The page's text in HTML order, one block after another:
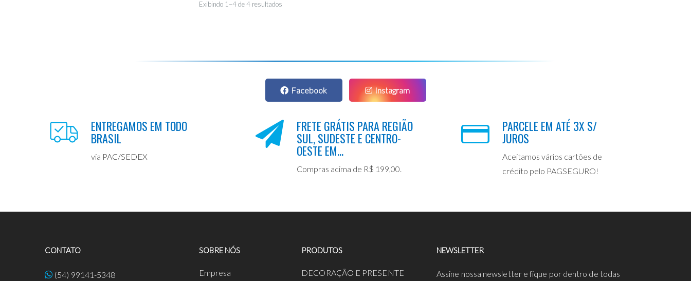
Exibindo 1–4 de 4 resultados
Facebook Instagram
ENTREGAMOS EM TODO
BRASIL
via PAC/SEDEX
FRETE GRÁTIS PARA REGIÃO
SUL, SUDESTE E CENTRO-
OESTE EM...
Compras acima de R$ 199,00.
PARCELE EM ATÉ 3X S/
JUROS
Aceitamos vários cartões de
crédito pelo PAGSEGURO!
CONTATO
(54) 99141-5348
SOBRE NÓS
Empresa
PRODUTOS
DECORAÇÃO E PRESENTE
NEWSLETTER
Assine nossa newsletter e fique por dentro de todas